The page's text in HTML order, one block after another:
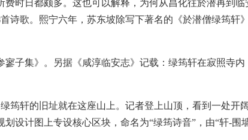
时日都颇多。这也可以解释，为何从昌化往於潜再到
歌。熙宁六年，苏东坡除写下著名的《於潜僧绿筠轩
子集》。另据《咸淳临安志》记载：绿筠轩在寂照寺
轩的旧址就在这座山上。记者登上山顶，看到一处开
设计图上专设核心区块，命名为“绿筠诗音”，由“轩-围